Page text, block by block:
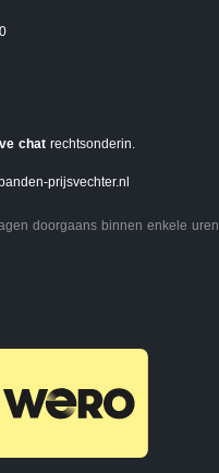
chat rechtsonderin.
prijsvechter.nl
doorgaans binnen enkele uren.